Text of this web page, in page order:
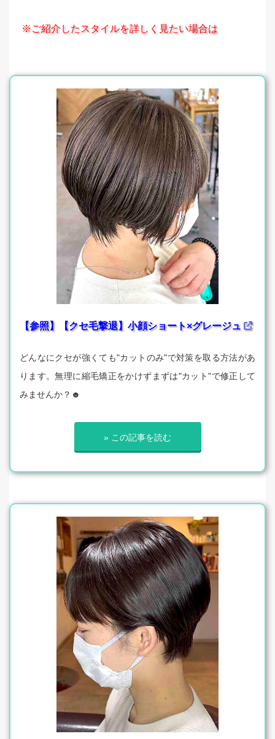
※ご紹介したスタイルを詳しく見たい場合は
【参照】【クセ毛撃退】小顔ショート×グレージュ
どんなにクセが強くても"カットのみ"で対策を取る方法があ
ります。無理に縮毛矯正をかけずまずは"カット"で修正して
みませんか？☻
» この記事を読む